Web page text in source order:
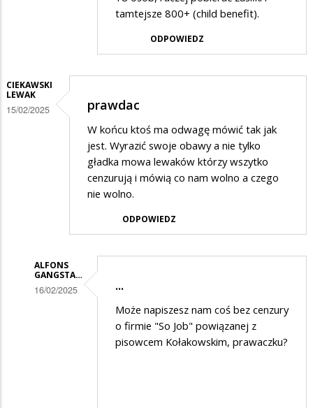
tamtejsze 800+ (child benefit).
ODPOWIEDZ
CIEKAWSKI
LEWAK
15/02/2025 prawdac
W końcu ktoś ma odwagę mówić tak jak
jest. Wyrazić swoje obawy a nie tylko
gładka mowa lewaków którzy wszytko
cenzurują i mówią co nam wolno a czego
nie wolno.
ODPOWIEDZ
ALFONS
GANGSTA…
16/02/2025 ...
Może napiszesz nam coś bez cenzury
o firmie "So Job" powiązanej z
pisowcem Kołakowskim, prawaczku?